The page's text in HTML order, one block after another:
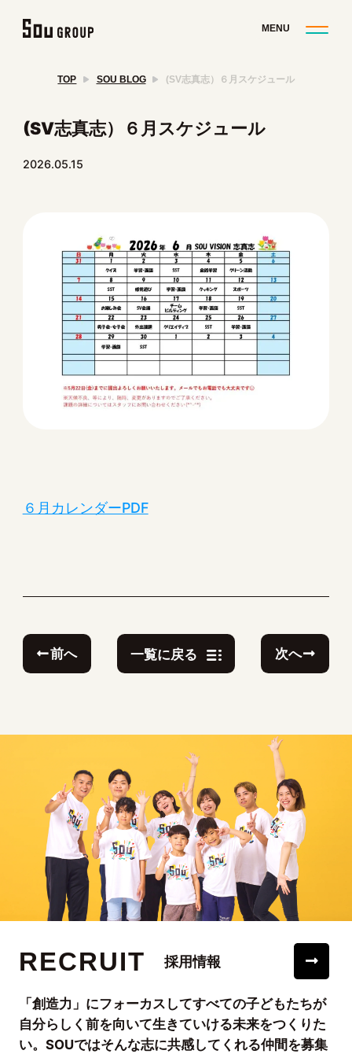
TOP SOU BLOG (SV志真志）６月スケジュール
(SV志真志）６月スケジュール
2026.05.15
６月カレンダーPDF
前へ 一覧に戻る 次へ
RECRUIT 採用情報
「創造力」にフォーカスしてすべての子どもたちが
自分らしく前を向いて生きていける未来をつくりた
い。SOUではそんな志に共感してくれる仲間を募集